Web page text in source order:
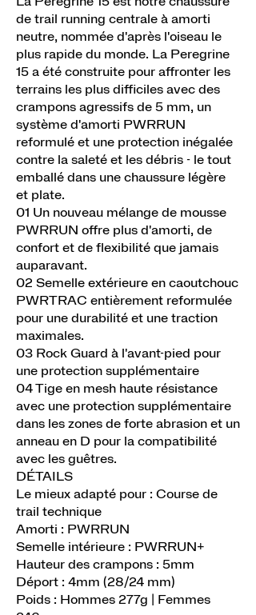
de trail running centrale à amorti
neutre, nommée d'après l'oiseau le
plus rapide du monde. La Peregrine
15 a été construite pour affronter les
terrains les plus difficiles avec des
crampons agressifs de 5 mm, un
système d'amorti PWRRUN
reformulé et une protection inégalée
contre la saleté et les débris - le tout
emballé dans une chaussure légère
et plate.
01 Un nouveau mélange de mousse
PWRRUN offre plus d'amorti, de
confort et de flexibilité que jamais
auparavant.
02 Semelle extérieure en caoutchouc
PWRTRAC entièrement reformulée
pour une durabilité et une traction
maximales.
03 Rock Guard à l'avant-pied pour
une protection supplémentaire
04 Tige en mesh haute résistance
avec une protection supplémentaire
dans les zones de forte abrasion et un
anneau en D pour la compatibilité
avec les guêtres.
DÉTAILS
Le mieux adapté pour : Course de
trail technique
Amorti : PWRRUN
Semelle intérieure : PWRRUN+
Hauteur des crampons : 5mm
Déport : 4mm (28/24 mm)
Poids : Hommes 277g | Femmes